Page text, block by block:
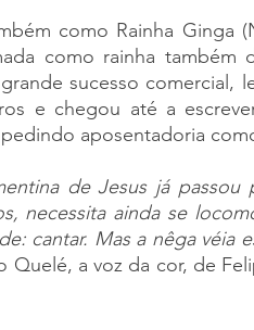
como Rainha Ginga
como rainha
sucesso comercial,
e chegou até a
aposentadoria
de Jesus já passou
necessita ainda se
cantar. Mas a nêga véia
Quelé, a voz da cor, de